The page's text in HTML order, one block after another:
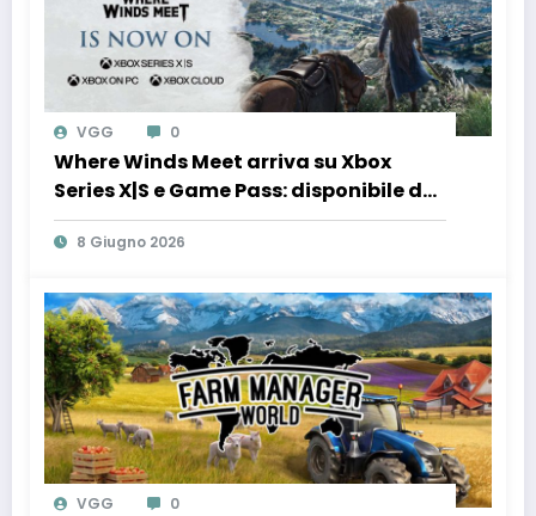
VGG 0
Where Winds Meet arriva su Xbox
Series X|S e Game Pass: disponibile da
oggi insieme al reveal della nuova
espansione Hidden Mountain
8 Giugno 2026
VGG 0